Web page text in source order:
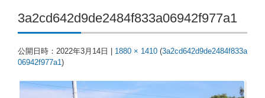
3a2cd642d9de2484f833a06942f977a1
公開日時： 2022年3月14日 1880 × 1410 (3a2cd642d9de2484f833a
06942f977a1)